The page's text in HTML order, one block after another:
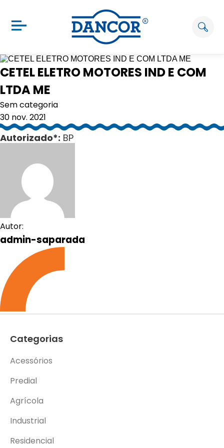
CETEL ELETRO MOTORES IND E COM
LTDA ME
Sem categoria
30 nov. 2021
Autorizado*: BP
Autor:
admin-saparada
Categorias
Acessórios
Predial
Agrícola
Industrial
Residencial